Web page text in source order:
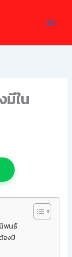
ใน
พนธ์
องมี